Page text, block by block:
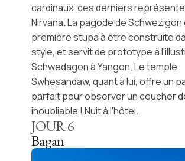
cardinaux, ces derniers
Nirvana. La pagode de Schwezigon
première stupa à être construite
style, et servit de prototype à
Schwedagon à Yangon. Letemple
Swhesandaw, quant à lui, offre un
parfait pour observer un coucher
inoubliable ! Nuit à l'hôtel.
JOUR6
Bagan